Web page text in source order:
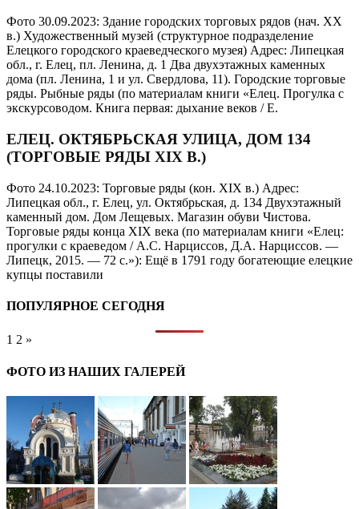
Фото 30.09.2023: Здание городских торговых рядов (нач. XX
в.) Художественный музей (структурное подразделение
Елецкого городского краеведческого музея) Адрес: Липецкая
обл., г. Елец, пл. Ленина, д. 1 Два двухэтажных каменных
дома (пл. Ленина, 1 и ул. Свердлова, 11). Городские торговые
ряды. Рыбные ряды (по материалам книги «Елец. Прогулка с
экскурсоводом. Книга первая: дыхание веков / Е.
ЕЛЕЦ. ОКТЯБРЬСКАЯ УЛИЦА, ДОМ 134
(ТОРГОВЫЕ РЯДЫ XIX В.)
Фото 24.10.2023: Торговые ряды (кон. XIX в.) Адрес:
Липецкая обл., г. Елец, ул. Октябрьская, д. 134 Двухэтажный
каменный дом. Дом Лещевых. Магазин обуви Чистова.
Торговые ряды конца XIX века (по материалам книги «Елец:
прогулки с краеведом / А.С. Нарциссов, Д.А. Нарциссов. —
Липецк, 2015. — 72 с.»): Ещё в 1791 году богатеющие елецкие
купцы поставили
ПОПУЛЯРНОЕ СЕГОДНЯ
1 2 »
ФОТО ИЗ НАШИХ ГАЛЕРЕЙ